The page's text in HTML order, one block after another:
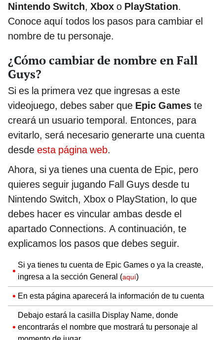
Nintendo Switch, Xbox o PlayStation.
Conoce aquí todos los pasos para cambiar el
nombre de tu personaje.
¿Cómo cambiar de nombre en Fall
Guys?
Si es la primera vez que ingresas a este
videojuego, debes saber que Epic Games te
creará un usuario temporal. Entonces, para
evitarlo, será necesario generarte una cuenta
desde esta página web.
Ahora, si ya tienes una cuenta de Epic, pero
quieres seguir jugando Fall Guys desde tu
Nintendo Switch, Xbox o PlayStation, lo que
debes hacer es vincular ambas desde el
apartado Connections. A continuación, te
explicamos los pasos que debes seguir.
Si ya tienes tu cuenta de Epic Games o ya la creaste,
ingresa a la sección General (aquí)
En esta página aparecerá la información de tu cuenta
Debajo estará la casilla Display Name, donde
encontrarás el nombre que mostrará tu personaje al